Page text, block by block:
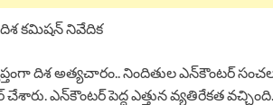
దిశ కమిషన్ నివేదిక
దిశ అత్యచారం.. నిందితుల ఎన్‌కౌంటర్‌
చేశారు. ఎన్‌కౌంటర్ పెద్ద ఎత్తున వ్యతిరేకత